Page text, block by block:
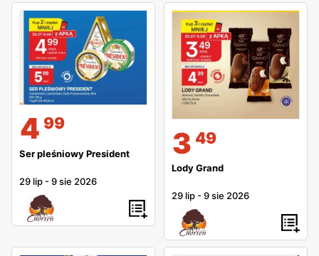
asortymentowi oraz licznym udogodnieniom,Chortenjest
miejscem, które warto odwiedzać regularnie, ciesząc się
wygodą i korzyściami płynącymi z zakupów.
4 99
Ser pleśniowy President
29 lip -9 sie 2026
3 49
Lody Grand
29 lip -9 sie 2026